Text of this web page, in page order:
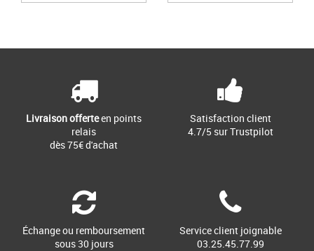
Livraison offerteen points
relais
dès 75€ d'achat
Satisfaction client
4.7/5 sur Trustpilot
Échange ou remboursement
sous 30 jours
Service client joignable
03.25.45.77.99